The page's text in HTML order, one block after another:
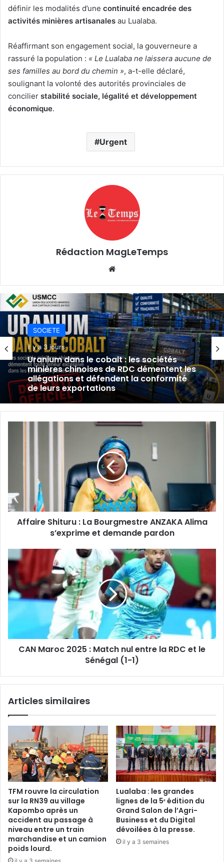
définir les modalités d’une continuité encadrée des
activités minières artisanales au Lualaba.
Réaffirmant son engagement social, la gouverneure a
rassuré la population : « Le Lualaba ne laissera aucune de
ses familles au bord du chemin », a-t-elle déclaré,
soulignant la volonté des autorités provinciales de
concilier stabilité sociale, légalité et développement
économique.
Urgent
Rédaction MagLeTemps
SOCIETE
il y a 3 jours
Uranium dans le cobalt : les sociétés
minières chinoises de RDC démentent les
allégations et défendent la conformité
de leurs exportations
SOCIETE
il y a 3 jours
TFM réfute les accusations sur l’uranium
et assure la conformité de ses
exportations de cobalt.
s’exprime
et
demande
Affaire Shituru : La Bourgmestre ANZAKA Alima
s’exprime et demande pardon
Maroc
2025
:
Match
entre
RDC
(1-
CAN Maroc 2025 : Match nul entre la RDC et le
Sénégal (1-1)
Articles similaires
TFM rouvre la circulation
sur la RN39 au village
Kapombo après un
accident au passage à
niveau entre un train
marchandise et un camion
poids lourd.
Lualaba : les grandes
lignes de la 5ᵉ édition du
Grand Salon de l’Agri-
Business et du Digital
dévoilées à la presse.
il y a 3 semaines